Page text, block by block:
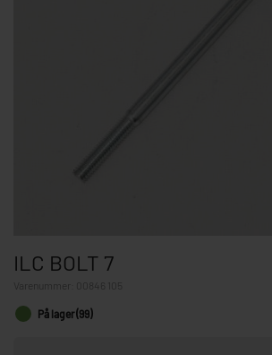
ILC BOLT 7
00846 105
På lager (99)